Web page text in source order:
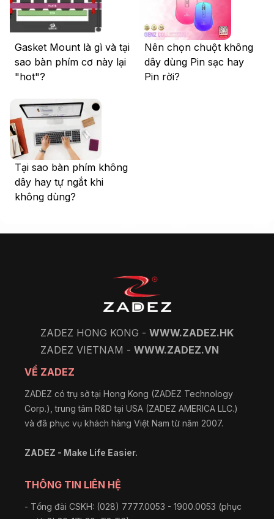
Gasket Mount là gì và tại
sao bàn phím cơ này lại
"hot"?
Nên chọn chuột không
dây dùng Pin sạc hay
Pin rời?
Tại sao bàn phím không
dây hay tự ngắt khi
không dùng?
ZADEZ HONG KONG - WWW.ZADEZ.HK
ZADEZ VIETNAM - WWW.ZADEZ.VN
VỀ ZADEZ
ZADEZ có trụ sở tại Hong Kong (ZADEZ Technology
Corp.), trung tâm R&D tại USA (ZADEZ AMERICA LLC.)
và đã phục vụ khách hàng Việt Nam từ năm 2007.
ZADEZ - Make Life Easier.
THÔNG TIN LIÊN HỆ
- Tổng đài CSKH: (028) 7777.0053 - 1900.0053 (phục